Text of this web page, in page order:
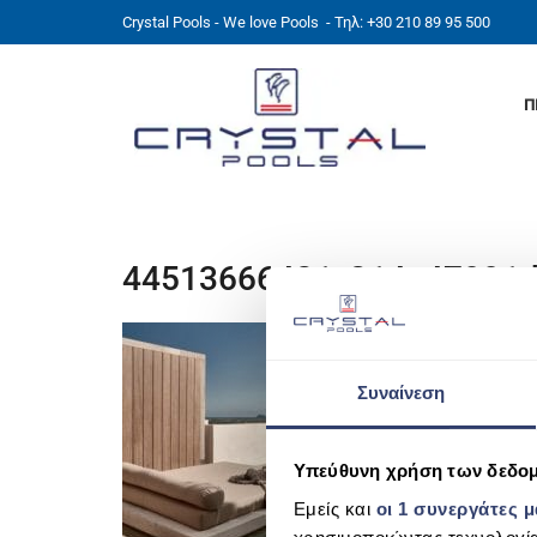
Συναίνεση
Υπεύθυνη χρήση των
Εμείς και οι 1 συνεργάτες
Crystal Pools - We love Pools - Τηλ: +30 210 89 95 500